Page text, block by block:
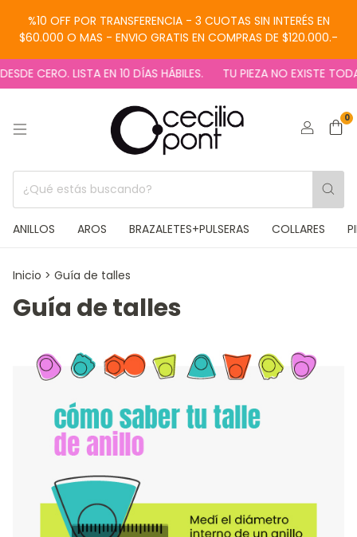
%10 OFF POR TRANSFERENCIA - 3 CUOTAS SIN INTERÉS EN
$60.000 O MAS - ENVIO GRATIS EN COMPRAS DE $120.000.-
CERO. LISTA EN 10 DÍAS HÁBILES. TU PIEZA NO EXISTE
0
ANILLOS AROS BRAZALETES+PULSERAS COLLARES
Inicio > Guía de talles
Guía de talles